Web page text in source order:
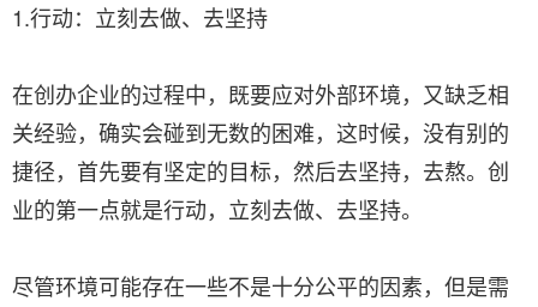
1.行动：立刻去做、去坚持
在创办企业的过程中，既要应对外部环境，又缺乏相
关经验，确实会碰到无数的困难，这时候，没有别的
捷径，首先要有坚定的目标，然后去坚持，去熬。创
业的第一点就是行动，立刻去做、去坚持。
尽管环境可能存在一些不是十分公平的因素，但是需